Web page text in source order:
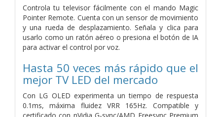
Controla tu televisor fácilmente con el mando Magic
Pointer Remote. Cuenta con un sensor de movimiento
y una rueda de desplazamiento. Señala y clica para
usarlo como un ratón aéreo o presiona el botón de IA
para activar el control por voz.
Hasta 50 veces más rápido que el
mejor TV LED del mercado
Con LG OLED experimenta un tiempo de respuesta
0.1ms, máxima fluidez VRR 165Hz. Compatible y
certificado con nVidia G-sync/AMD Freesync Premium